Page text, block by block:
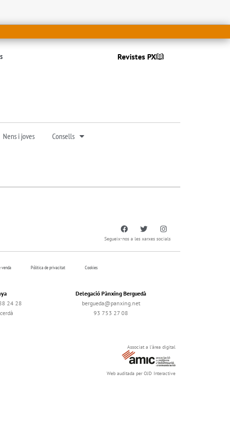
Revistes PX
Nens i joves Consells
Segueix-nos a les xarxes socials
venda Pólitica de privacitat Cookies
24 28
Delegació Pànxing Berguedà
bergueda@panxing.net
93 753 27 08
Associat a l'àrea digital
Web auditada per OJD Interactive